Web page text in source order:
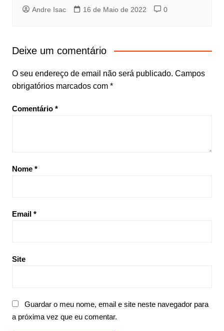
Andre Isac 16 de Maio de 2022 0
Deixe um comentário
O seu endereço de email não será publicado. Campos
obrigatórios marcados com *
Comentário *
Nome *
Email *
Site
Guardar o meu nome, email e site neste navegador para
a próxima vez que eu comentar.